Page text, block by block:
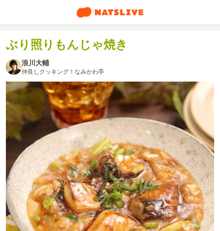
ぶり照りもんじゃ焼き
浪川大輔
仲良しクッキング！なみかわ亭